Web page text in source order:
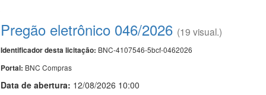
Pregão eletrônico 046/2026 (19 visual.)
Identificador desta licitação: BNC-4107546-5bcf-0462026
Portal: BNC Compras
Data de abertura: 12/08/2026 10:00